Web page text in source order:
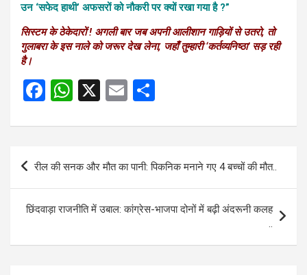
उन ‘सफेद हाथी’ अफसरों को नौकरी पर क्यों रखा गया है ?”
सिस्टम के ठेकेदारों ! अगली बार जब अपनी आलीशान गाड़ियों से उतरो, तो
गुलाबरा के इस नाले को जरूर देख लेना, जहाँ तुम्हारी ‘कर्तव्यनिष्ठा’ सड़ रही
है।
F
ce
b
o
o
k
W
at
A
p
p
X
E
ail ar
e
Post
रील की सनक और मौत का पानी: पिकनिक मनाने गए 4 बच्चों की मौत..
छिंदवाड़ा राजनीति में उबाल: कांग्रेस-भाजपा दोनों में बढ़ी अंदरूनी कलह
..